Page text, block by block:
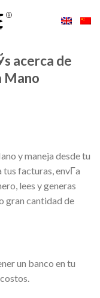
acerca de
Mano
y maneja desde tu
facturas, envГ­a
lees y generas
gran cantidad de
un banco en tu